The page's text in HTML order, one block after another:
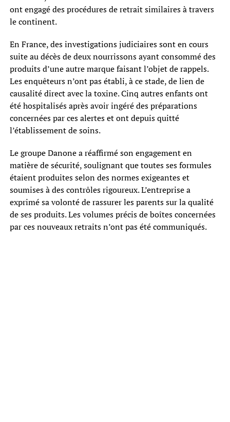
ont engagé des procédures de retrait similaires à travers
le continent.
En France, des investigations judiciaires sont en cours
suite au décès de deux nourrissons ayant consommé des
produits d’une autre marque faisant l’objet de rappels.
Les enquêteurs n’ont pas établi, à ce stade, de lien de
causalité direct avec la toxine. Cinq autres enfants ont
été hospitalisés après avoir ingéré des préparations
concernées par ces alertes et ont depuis quitté
l’établissement de soins.
Le groupe Danone a réaffirmé son engagement en
matière de sécurité, soulignant que toutes ses formules
étaient produites selon des normes exigeantes et
soumises à des contrôles rigoureux. L’entreprise a
exprimé sa volonté de rassurer les parents sur la qualité
de ses produits. Les volumes précis de boîtes concernées
par ces nouveaux retraits n’ont pas été communiqués.